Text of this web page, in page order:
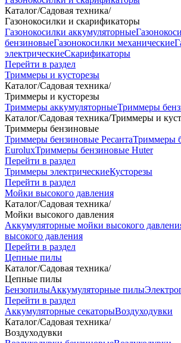
Каталог/Садовая техника/
Газонокосилки и скарификаторы
Газонокосилки аккумуляторные
бензиновыеГазонокосилки механические
электрическиеСкарификаторы
Перейти в раздел
Триммеры и кусторезы
Каталог/Садовая техника/
Триммеры и кусторезы
Триммеры аккумуляторныеТриммеры
Каталог/Садовая техника/Триммеры и
Триммеры бензиновые
Триммеры бензиновые РесантаТриммеры
EuroluxТриммеры бензиновые Huter
Перейти в раздел
Триммеры электрическиеКусторезы
Перейти в раздел
Мойки высокого давления
Каталог/Садовая техника/
Мойки высокого давления
Аккумуляторные мойки высокого
высокого давления
Перейти в раздел
Цепные пилы
Каталог/Садовая техника/
Цепные пилы
БензопилыАккумуляторные пилы
Перейти в раздел
Аккумуляторные секаторыВоздуходувки
Каталог/Садовая техника/
Воздуходувки